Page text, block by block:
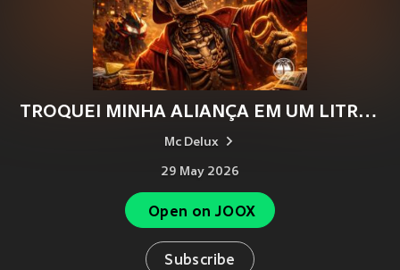
TROQUEI MINHA ALIANÇA EM UM LITRO DE PINGA (Explicit)
Mc Delux
29 May 2026
Open on JOOX
Subscribe